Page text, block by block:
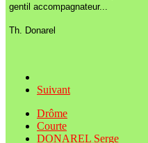
gentil accompagnateur...
Th. Donarel
Suivant
Drôme
Courte
DONAREL Serge